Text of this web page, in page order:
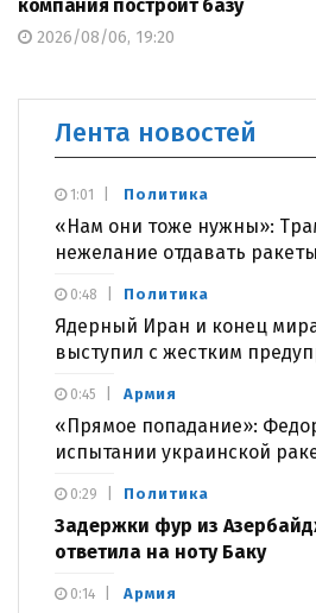
компания построит базу
2026/08/06, 19:20
Лента новостей
Политика
«Нам они тоже нужны»:
нежелание отдавать
1:01
Политика
Ядерный Иран и конец
выступил с жестким
0:48
Армия
«Прямое попадание»:
испытании украинской
0:45
Политика
Задержки фур из
ответила на ноту Баку
0:29
Армия
0:14